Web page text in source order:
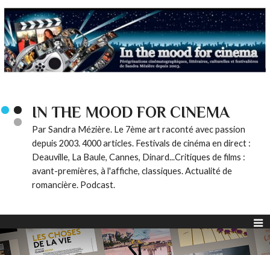
IN THE MOOD FOR CINEMA
Par Sandra Mézière. Le 7ème art raconté avec passion
depuis 2003. 4000 articles. Festivals de cinéma en direct :
Deauville, La Baule, Cannes, Dinard...Critiques de films :
avant-premières, à l'affiche, classiques. Actualité de
romancière. Podcast.